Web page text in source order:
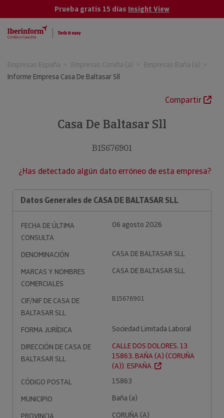
Prueba gratis 15 días Insight View
Empresas España Empresas Coruña (a)
Empresas Baña (a)
Informe Empresa Casa De Baltasar Sll
Compartir
Casa De Baltasar Sll
B15676901
¿Has detectado algún dato erróneo de esta empresa?
Datos Generales de CASA DE BALTASAR SLL
FECHA DE ÚLTIMA
CONSULTA
06 agosto 2026
DENOMINACIÓN
CASA DE BALTASAR SLL
MARCAS Y NOMBRES
COMERCIALES
CASA DE BALTASAR SLL
CIF/NIF DE CASA DE
BALTASAR SLL
B15676901
FORMA JURÍDICA
Sociedad Limitada Laboral
DIRECCIÓN DE CASA DE
BALTASAR SLL
CALLE DOS DOLORES, 13.
15863, BAÑA (A) (CORUÑA
(A)). ESPAÑA.
CÓDIGO POSTAL
15863
MUNICIPIO
Baña (a)
PROVINCIA
CORUÑA (A)